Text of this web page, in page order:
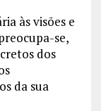
às visões e
se,
dos
da sua